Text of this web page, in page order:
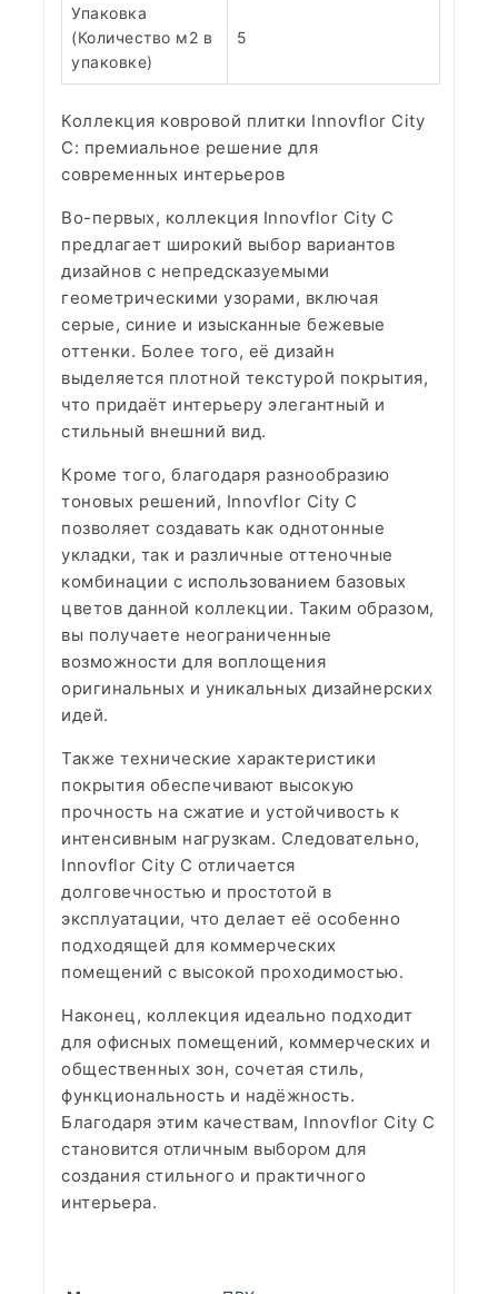
Упаковка
(Количество м2 в
упаковке)
5
Коллекция ковровой плитки Innovflor City
C: премиальное решение для
современных интерьеров
Во-первых, коллекция Innovflor City C
предлагает широкий выбор вариантов
дизайнов с непредсказуемыми
геометрическими узорами, включая
серые, синие и изысканные бежевые
оттенки. Более того, её дизайн
выделяется плотной текстурой покрытия,
что придаёт интерьеру элегантный и
стильный внешний вид.
Кроме того, благодаря разнообразию
тоновых решений, Innovflor City C
позволяет создавать как однотонные
укладки, так и различные оттеночные
комбинации с использованием базовых
цветов данной коллекции. Таким образом,
вы получаете неограниченные
возможности для воплощения
оригинальных и уникальных дизайнерских
идей.
Также технические характеристики
покрытия обеспечивают высокую
прочность на сжатие и устойчивость к
интенсивным нагрузкам. Следовательно,
Innovflor City C отличается
долговечностью и простотой в
эксплуатации, что делает её особенно
подходящей для коммерческих
помещений с высокой проходимостью.
Наконец, коллекция идеально подходит
для офисных помещений, коммерческих и
общественных зон, сочетая стиль,
функциональность и надёжность.
Благодаря этим качествам, Innovflor City C
становится отличным выбором для
создания стильного и практичного
интерьера.